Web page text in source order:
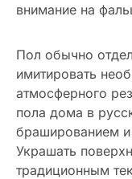
внимание на
Пол обычно
имитировать
атмосферного
пола дома в
брашированием
Украшать
традиционным